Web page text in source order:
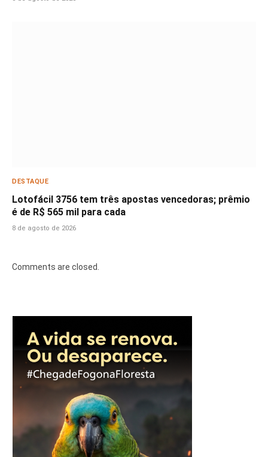
DESTAQUE
Lotofácil 3756 tem três apostas vencedoras; prêmio
é de R$ 565 mil para cada
8 de agosto de 2026
Comments are closed.